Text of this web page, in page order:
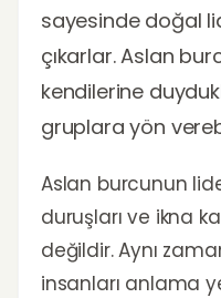
sayesinde doğal
çıkarlar. Aslan
kendilerine
gruplara yön
Aslan burcunun
duruşları ve ikna
değildir. Aynı
insanları anlama